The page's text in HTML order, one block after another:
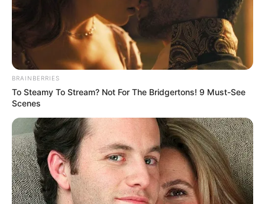
BRAINBERRIES
To Steamy To Stream? Not For The Bridgertons! 9 Must-See
Scenes